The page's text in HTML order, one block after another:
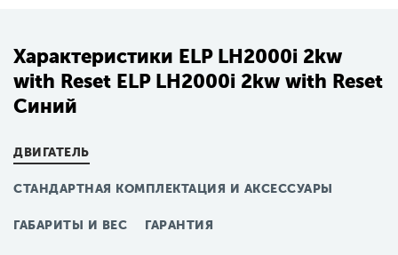
Характеристики ELP LH2000i 2kw
with Reset ELP LH2000i 2kw with Reset
Синий
ДВИГАТЕЛЬ
СТАНДАРТНАЯ КОМПЛЕКТАЦИЯ И АКСЕССУАРЫ
ГАБАРИТЫ И ВЕС ГАРАНТИЯ